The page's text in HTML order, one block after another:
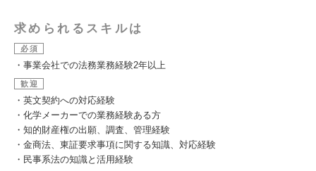
求められるスキルは
必須
・事業会社での法務業務経験2年以上
歓迎
・英文契約への対応経験
・化学メーカーでの業務経験ある方
・知的財産権の出願、調査、管理経験
・金商法、東証要求事項に関する知識、対応経験
・民事系法の知識と活用経験